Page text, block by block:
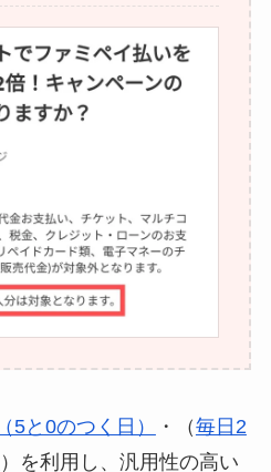
（5と0のつく日） ・（毎日2
）を利用し、汎用性の高い